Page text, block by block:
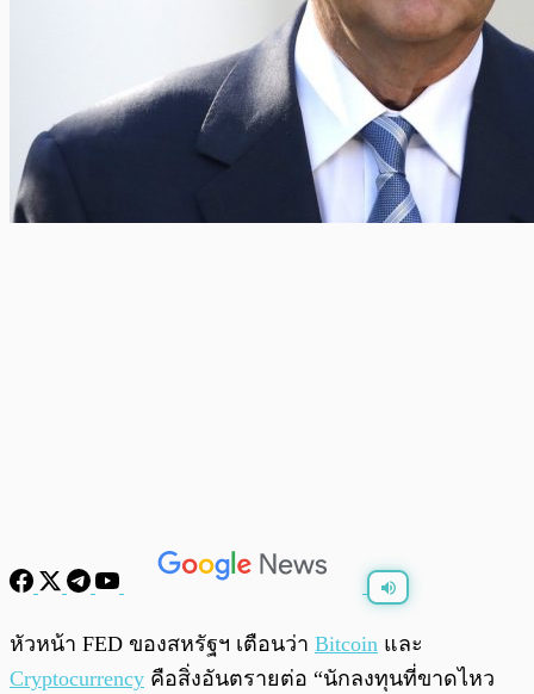
หัวหน้า FED ของสหรัฐฯ เตือนว่า Bitcoin และ
Cryptocurrency คือสิ่งอันตรายต่อ “นักลงทุนที่ขาดไหว